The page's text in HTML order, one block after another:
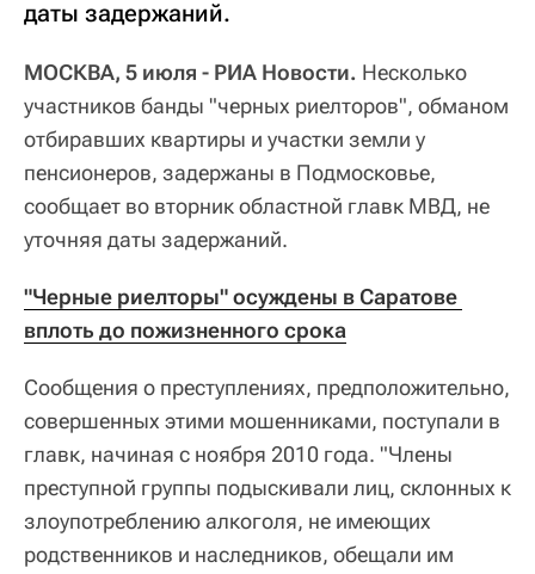
даты задержаний.
МОСКВА, 5 июля - РИА Новости. Несколько
участников банды "черных риелторов", обманом
отбиравших квартиры и участки земли у
пенсионеров, задержаны в Подмосковье,
сообщает во вторник областной главк МВД, не
уточняя даты задержаний.
"Черные риелторы" осуждены в Саратове
вплоть до пожизненного срока
Сообщения о преступлениях, предположительно,
совершенных этими мошенниками, поступали в
главк, начиная с ноября 2010 года. "Члены
преступной группы подыскивали лиц, склонных к
злоупотреблению алкоголя, не имеющих
родственников и наследников, обещали им